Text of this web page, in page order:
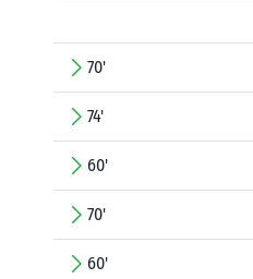
70'
74'
60'
70'
60'